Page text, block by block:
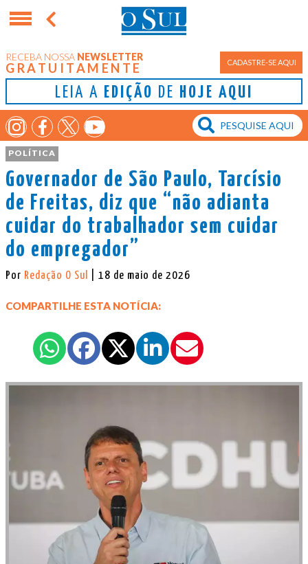
RECEBA NOSSA NEWSLETTER
GRATUITAMENTE CADASTRE-SE AQUI
LEIA A EDIÇÃO DE HOJE AQUI
POLÍTICA
Governador de São Paulo, Tarcísio
de Freitas, diz que “não adianta
cuidar do trabalhador sem cuidar
do empregador”
Por Redação O Sul | 18 de maio de 2026
COMPARTILHE ESTA NOTÍCIA: